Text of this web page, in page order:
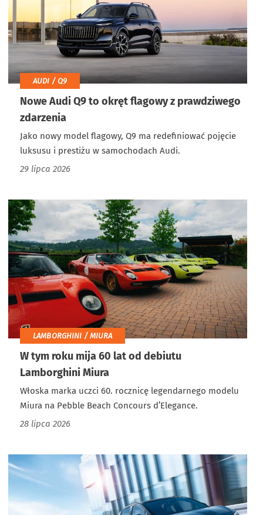
AUDI / Q9
Nowe Audi Q9 to okręt flagowy z prawdziwego
zdarzenia
Jako nowy model flagowy, Q9 ma redefiniować pojęcie
luksusu i prestiżu w samochodach Audi.
29 lipca 2026
LAMBORGHINI / MIURA
W tym roku mija 60 lat od debiutu
Lamborghini Miura
Włoska marka uczci 60. rocznicę legendarnego modelu
Miura na Pebble Beach Concours d’Elegance.
28 lipca 2026